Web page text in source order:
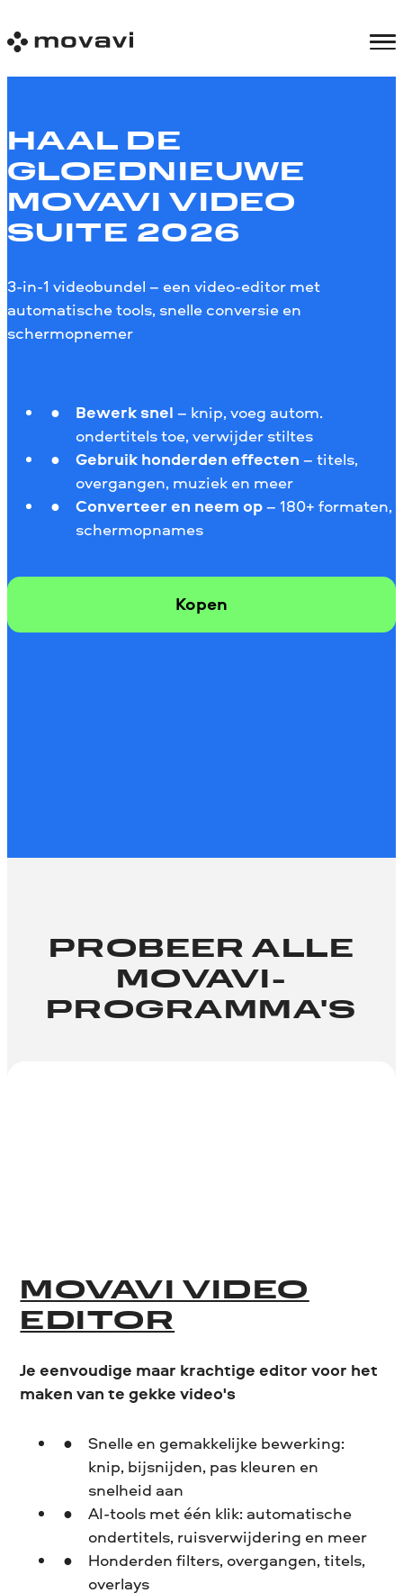
HAAL DE
GLOEDNIEUWE
MOVAVI VIDEO
SUITE 2026
3-in-1 videobundel – een video-editor met
automatische tools, snelle conversie en
schermopnemer
Bewerk snel – knip, voeg autom.
ondertitels toe, verwijder stiltes
Gebruik honderden effecten – titels,
overgangen, muziek en meer
Converteer en neem op– 180+ formaten,
schermopnames
Kopen
PROBEER ALLE
MOVAVI-
PROGRAMMA'S
MOVAVI VIDEO
EDITOR
Je eenvoudige maar krachtige editor voor het
maken van te gekke video's
Snelle en gemakkelijke bewerking:
knip, bijsnijden, pas kleuren en
snelheid aan
AI-tools met één klik: automatische
ondertitels, ruisverwijdering en meer
Honderden filters, overgangen, titels,
overlays